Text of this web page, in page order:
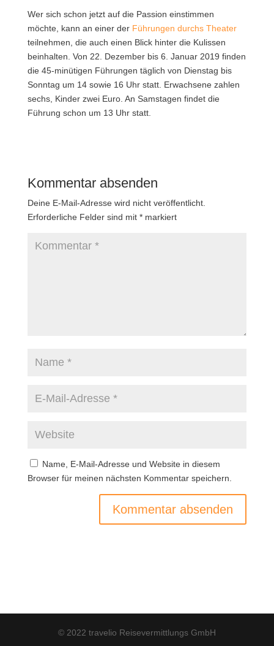
Wer sich schon jetzt auf die Passion einstimmen
möchte, kann an einer der Führungen durchs Theater
teilnehmen, die auch einen Blick hinter die Kulissen
beinhalten. Von 22. Dezember bis 6. Januar 2019 finden
die 45-minütigen Führungen täglich von Dienstag bis
Sonntag um 14 sowie 16 Uhr statt. Erwachsene zahlen
sechs, Kinder zwei Euro. An Samstagen findet die
Führung schon um 13 Uhr statt.
Kommentar absenden
Deine E-Mail-Adresse wird nicht veröffentlicht.
Erforderliche Felder sind mit *markiert
Name, E-Mail-Adresse und Website in diesem
Browser für meinen nächsten Kommentar speichern.
© 2022 travelio Reisevermittlungs GmbH